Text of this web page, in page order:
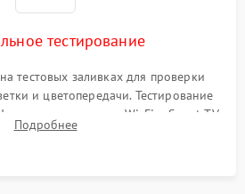
тестирование
тестовых заливках для проверки
и цветопередачи. Тестирование
динамиков, модуля Wi-Fi и Smart TV
в течение нескольких часов.
Подробнее